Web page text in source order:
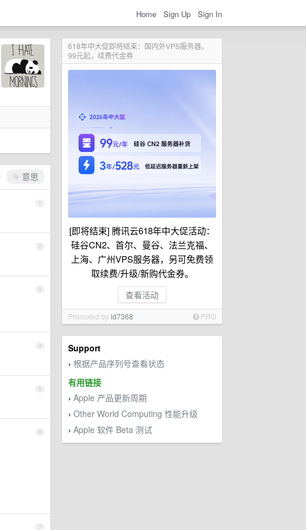
Home Sign Up Sign In
618年中大促即将结束：国内外VPS服务器，
99元起，续费代金券
[即将结束] 腾讯云618年中大促活动：
硅谷CN2、首尔、曼谷、法兰克福、
上海、广州VPS服务器，另可免费领
取续费/升级/新购代金券。
查看活动
Promoted byid7368 PRO
Support
› 根据产品序列号查看状态
有用链接
› Apple 产品更新周期
› Other World Computing 性能升级
› Apple 软件 Beta 测试
意思
1
2
3
4
5
6
7